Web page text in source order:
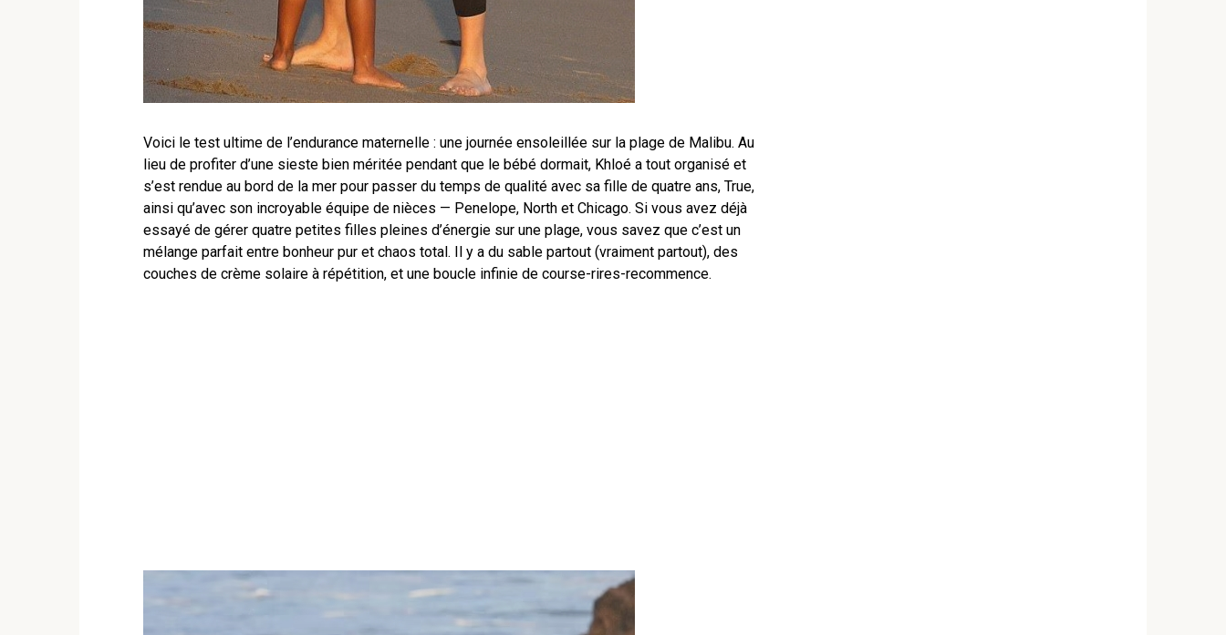
Voici le test ultime de l’endurance maternelle : une journée ensoleillée sur la plage de Malibu. Au
lieu de profiter d’une sieste bien méritée pendant que le bébé dormait, Khloé a tout organisé et
s’est rendue au bord de la mer pour passer du temps de qualité avec sa fille de quatre ans, True,
ainsi qu’avec son incroyable équipe de nièces — Penelope, North et Chicago. Si vous avez déjà
essayé de gérer quatre petites filles pleines d’énergie sur une plage, vous savez que c’est un
mélange parfait entre bonheur pur et chaos total. Il y a du sable partout (vraiment partout), des
couches de crème solaire à répétition, et une boucle infinie de course-rires-recommence.